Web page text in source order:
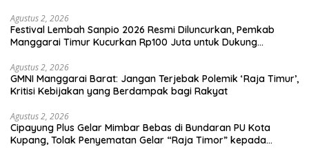
Agustus 2, 2026
Festival Lembah Sanpio 2026 Resmi Diluncurkan, Pemkab
Manggarai Timur Kucurkan Rp100 Juta untuk Dukung
Agustus 2, 2026
GMNI Manggarai Barat: Jangan Terjebak Polemik ‘Raja Timur’,
Kritisi Kebijakan yang Berdampak bagi Rakyat
Agustus 2, 2026
Cipayung Plus Gelar Mimbar Bebas di Bundaran PU Kota
Kupang, Tolak Penyematan Gelar “Raja Timor” kepada